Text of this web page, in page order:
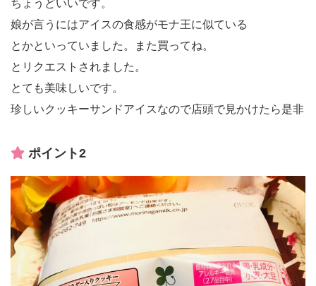
ちょうどいいです。
娘が言うにはアイスの食感がモナ王に似ている
とかといっていました。また買ってね。
とリクエストされました。
とても美味しいです。
珍しいクッキーサンドアイスなので店頭で見かけたら是非
ポイント2